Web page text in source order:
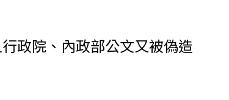
政院、內政部公文又被偽造